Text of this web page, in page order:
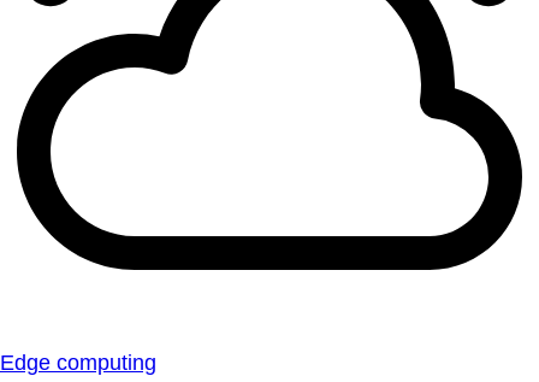
Edge computing